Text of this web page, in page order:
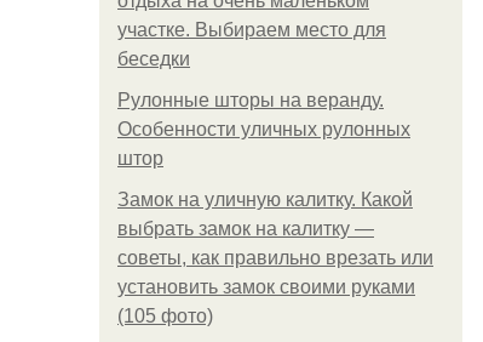
участке. Выбираем место для
беседки
Рулонные шторы на веранду.
Особенности уличных рулонных
штор
Замок на уличную калитку. Какой
выбрать замок на калитку —
советы, как правильно врезать или
установить замок своими руками
(105 фото)